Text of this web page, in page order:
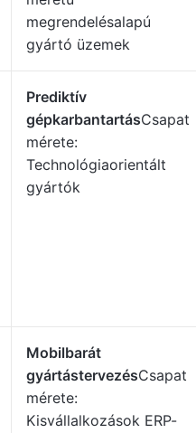
megrendelésalapú
gyártó üzemek
Prediktív
gépkarbantartásCsapat
mérete:
Technológiaorientált
gyártók
Mobilbarát
gyártástervezésCsapat
mérete:
Kisvállalkozások ERP-